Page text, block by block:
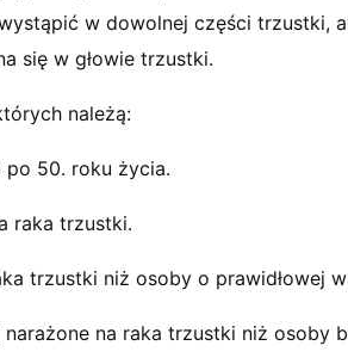
w dowolnej części trzustki,
się w głowie trzustki.
należą:
po 50. roku życia.
raka trzustki.
trzustki niż osoby o prawidłowej
na raka trzustki niż osoby